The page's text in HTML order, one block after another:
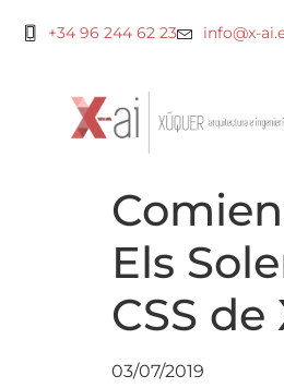
+34 96 244 62 23 info@x-
Els
CSS de
03/07/2019